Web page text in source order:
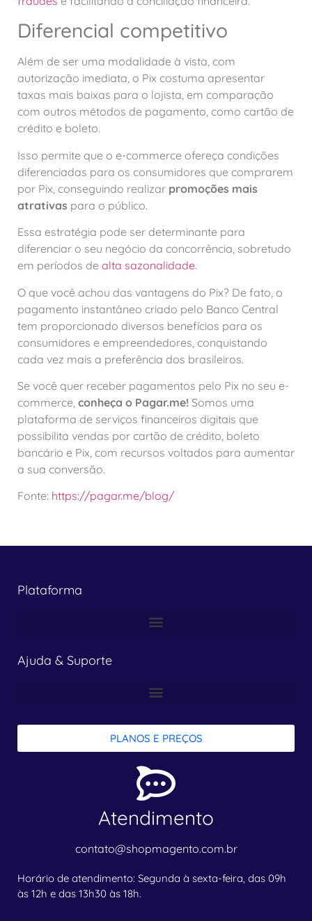
Diferencial competitivo
Além de ser uma modalidade à vista, com
autorização imediata, o Pix costuma apresentar
taxas mais baixas para o lojista, em comparação
com outros métodos de pagamento, como cartão de
crédito e boleto.
Isso permite que o e-commerce ofereça condições
diferenciadas para os consumidores que comprarem
por Pix, conseguindo realizar promoções mais
atrativas para o público.
Essa estratégia pode ser determinante para
diferenciar o seu negócio da concorrência, sobretudo
em períodos de alta sazonalidade.
O que você achou das vantagens do Pix? De fato, o
pagamento instantâneo criado pelo Banco Central
tem proporcionado diversos benefícios para os
consumidores e empreendedores, conquistando
cada vez mais a preferência dos brasileiros.
Se você quer receber pagamentos pelo Pix no seu e-
commerce, conheça o Pagar.me! Somos uma
plataforma de serviços financeiros digitais que
possibilita vendas por cartão de crédito, boleto
bancário e Pix, com recursos voltados para aumentar
a sua conversão.
Fonte: https://pagar.me/blog/
Plataforma
Ajuda & Suporte
PLANOS E PREÇOS
Atendimento
contato@shopmagento.com.br
Horário de atendimento: Segunda à sexta-feira, das 09h
às 12h e das 13h30 às 18h.